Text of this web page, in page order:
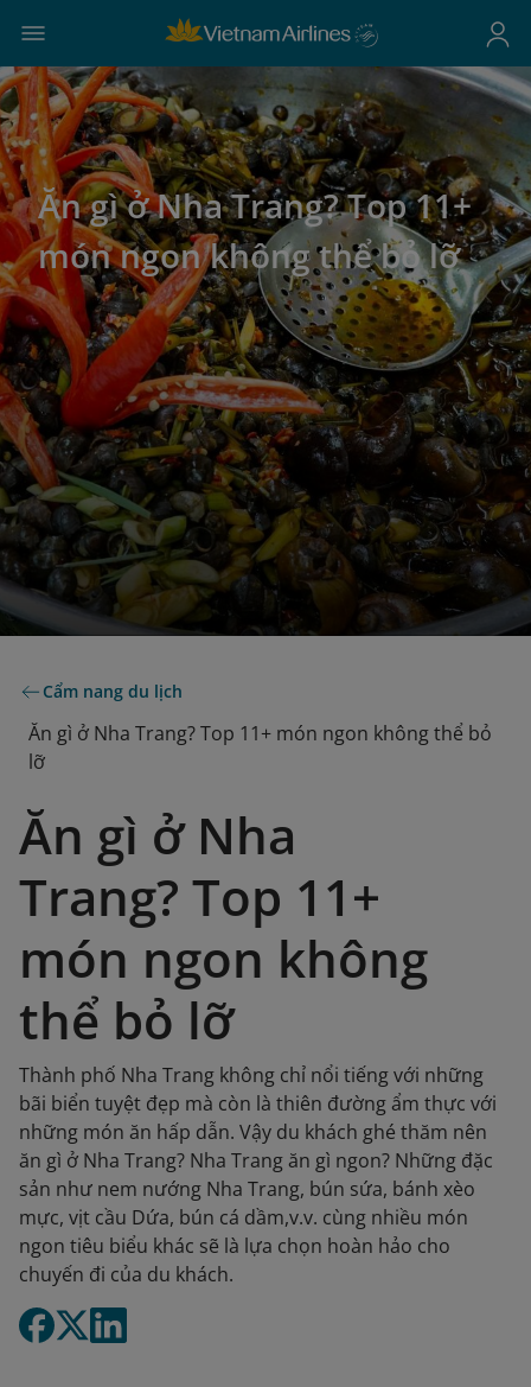
Ăn gì ở Nha Trang? Top 11+
món ngon không thể bỏ lỡ
Cẩm nang du lịch
Ăn gì ở Nha Trang? Top 11+ món ngon không thể bỏ
lỡ
Ăn gì ở Nha
Trang? Top 11+
món ngon không
thể bỏ lỡ
Thành phố Nha Trang không chỉ nổi tiếng với những
bãi biển tuyệt đẹp mà còn là thiên đường ẩm thực với
những món ăn hấp dẫn. Vậy du khách ghé thăm nên
ăn gì ở Nha Trang? Nha Trang ăn gì ngon? Những đặc
sản như nem nướng Nha Trang, bún sứa, bánh xèo
mực, vịt cầu Dứa, bún cá dầm,v.v. cùng nhiều món
ngon tiêu biểu khác sẽ là lựa chọn hoàn hảo cho
chuyến đi của du khách.